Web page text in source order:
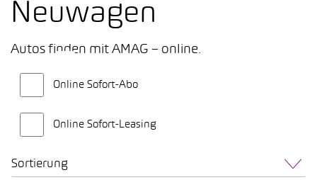
Neuwagen
Autos finden mit AMAG – online.
Online Sofort-Abo
Online Sofort-Leasing
Sortierung